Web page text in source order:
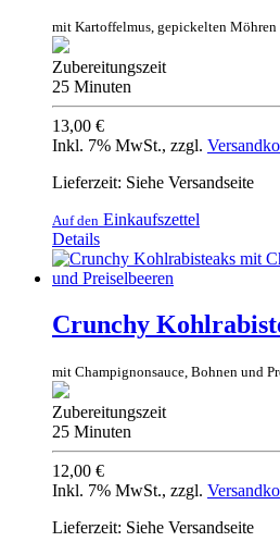
mit Kartoffelmus, gepickelten
Zubereitungszeit
25 Minuten
13,00 €
Inkl. 7% MwSt., zzgl.
Lieferzeit: Siehe Versandseite
Auf den Einkaufszettel
Details
Crunchy
mit Champignonsauce, Bohnen und
Zubereitungszeit
25 Minuten
12,00 €
Inkl. 7% MwSt., zzgl.
Lieferzeit: Siehe Versandseite